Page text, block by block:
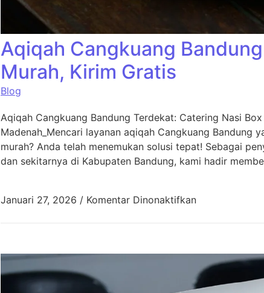
Aqiqah Cangkuang
Murah, Kirim Gratis
Blog
Aqiqah Cangkuang Bandung Terdekat: Catering Nasi
Madenah_Mencari layanan aqiqah Cangkuang
murah? Anda telah menemukan solusi tepat! Sebagai
dan sekitarnya di Kabupaten Bandung, kami hadir
Januari 27, 2026 / Komentar Dinonaktifkanpada Aqiqah